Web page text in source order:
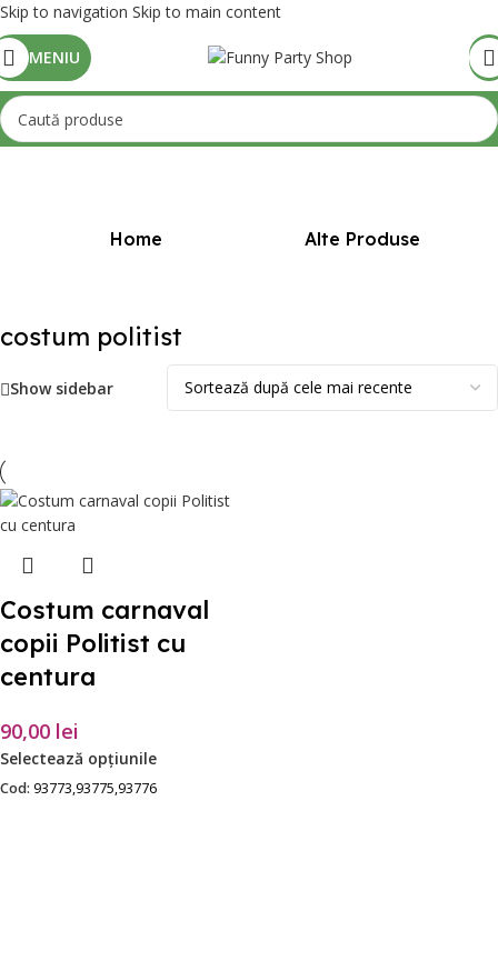
Skip to navigation Skip to main content
MENIU
Prima pagină/Produse etichetate „costum politist”
Home Alte Produse
costum politist
Show sidebar
Costum carnaval
copii Politist cu
centura
90,00 lei
Selectează opțiunile
Cod: 93773,93775,93776